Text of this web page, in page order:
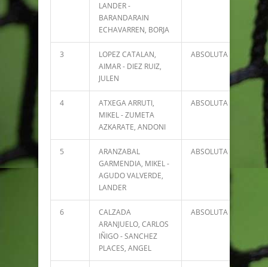
LANDER -
BARANDARAIN
ECHAVARREN, BORJA
3
LOPEZ CATALAN,
AIMAR - DIEZ RUIZ,
JULEN
ABSOLUTA
4
ATXEGA ARRUTI,
MIKEL - ZUMETA
AZKARATE, ANDONI
ABSOLUTA
5
ARANZABAL
GARMENDIA, MIKEL -
AGUDO VALVERDE,
LANDER
ABSOLUTA
6
CALZADA
ARANJUELO, CARLOS
IÑIGO - SANCHEZ
PLACES, ANGEL
ABSOLUTA